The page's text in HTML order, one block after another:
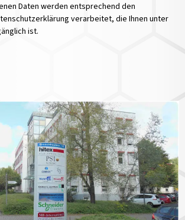
Daten werden entsprechend den
verarbeitet, die Ihnen unter
ist.